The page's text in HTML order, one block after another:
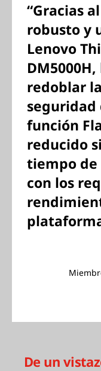
“Gracias
robusto y
Lenovo
redoblar
seguridad
función
reducido
tiempo de
con los
De un